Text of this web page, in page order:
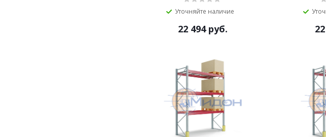
Уточняйте наличие
22 494руб.